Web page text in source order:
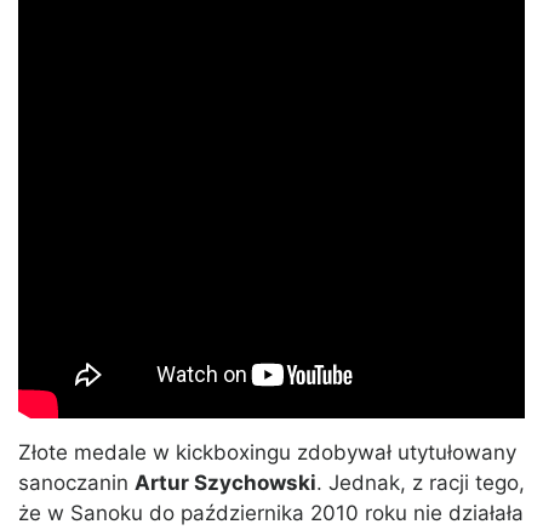
Złote medale w kickboxingu zdobywał utytułowany
sanoczanin Artur Szychowski. Jednak, z racji tego,
że w Sanoku do października 2010 roku nie działała